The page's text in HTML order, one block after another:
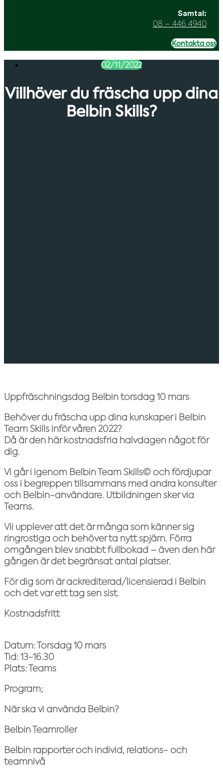
Samtal:
08 – 446 4940
Kontakta oss
02/11/2022
Villhöver du fräscha upp dina
Belbin Skills?
Uppfräschningsdag Belbin torsdag 10 mars
Behöver du fräscha upp dina kunskaper i Belbin
Team Skills inför våren 2022?
Då är den här kostnadsfria halvdagen något för
dig.
Vi går i igenom Belbin Team Skills© och fördjupar
oss i begreppen tillsammans med andra konsulter
och Belbin-användare. Utbildningen sker via
Teams.
Vii upplever att det är många som känner sig
ringrostiga och behöver ta nytt spjärn. Förra
omgången blev snabbt fullbokad – även den här
gången är det begränsat antal platser.
För dig som är ackrediterad/licensierad i Belbin
och det var ett tag sen sist.
Kostnadsfritt
Datum: Torsdag 10 mars
Tid: 13-16.30
Plats: Teams
Program;
När ska vi använda Belbin?
Belbin Teamroller
Belbin rapporter och individ, relations- och
teamnivå